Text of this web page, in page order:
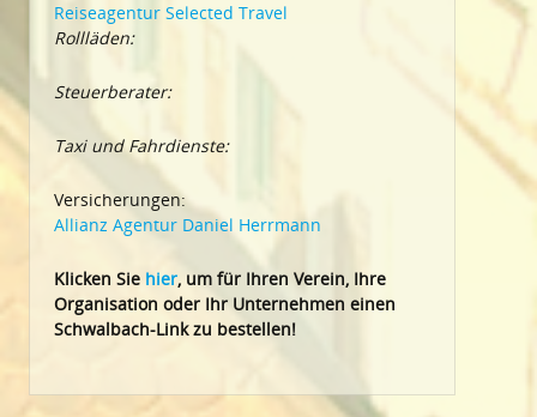
Reiseagentur Selected Travel
Rollläden:
Steuerberater:
Taxi und Fahrdienste:
Versicherungen:
Allianz Agentur Daniel Herrmann
Klicken Sie hier, um für Ihren Verein, Ihre
Organisation oder Ihr Unternehmen einen
Schwalbach-Link zu bestellen!